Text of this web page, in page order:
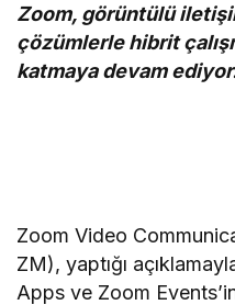
Zoom, görüntülü
çözümlerle hibrit
katmaya devam
Zoom Video
ZM), yaptığı
Apps ve Zoom